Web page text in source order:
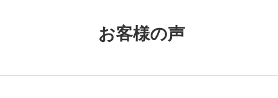
お客様の声